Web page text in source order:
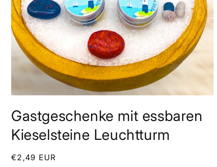
1
modus
Gastgeschenke mit essbaren
Kieselsteine Leuchtturm
Normalpris
€2,49 EUR